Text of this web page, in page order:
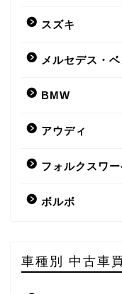
スズキ
メルセデス・
BMW
アウディ
フォルクスワ
ボルボ
車種別 中古車